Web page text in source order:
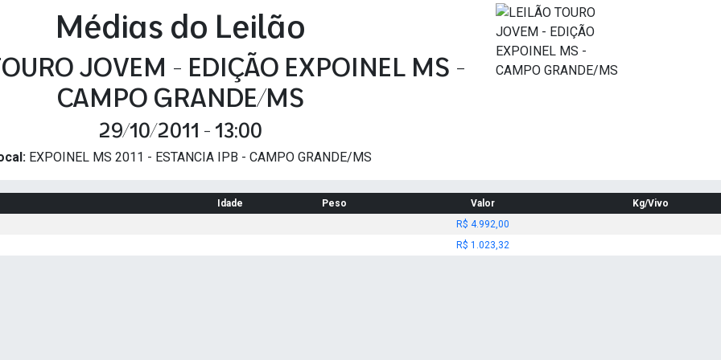
Médias do Leilão
JOVEM - EDIÇÃO EXPOINEL MS -
CAMPO GRANDE/MS
29/10/2011 - 13:00
EXPOINEL MS 2011 - ESTANCIA IPB - CAMPO GRANDE/MS
Idade Peso Valor
Kg/Vivo
R$ 4.992,00
R$ 1.023,32